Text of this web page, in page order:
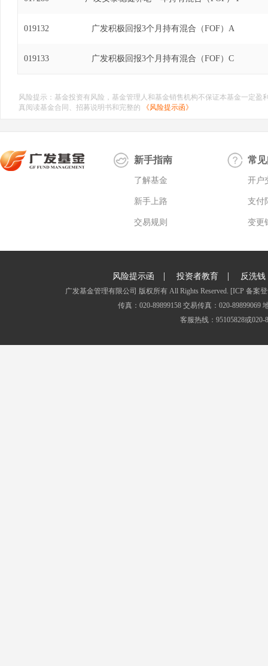
019132 广发积极回报3个月持有混合（FOF）A
019133 广发积极回报3个月持有混合（FOF）C
风险提示：基金投资有风险，基金管理人和基金销售机构不保证本基金一定
真阅读基金合同、招募说明书和完整的
《风险提示函》
新手指南
了解基金
新手上路
交易规则
常
开户
支付
变更
风险提示函 | 投资者教育 | 反洗钱
广发基金管理有限公司 版权所有 All Rights Reserved. [ICP 备案
传真：020-89899158 交易传真：020-
客服热线：95105828或020-